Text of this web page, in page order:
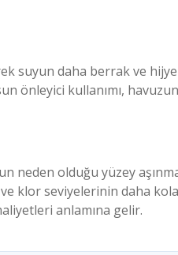
suyun daha berrak ve
önleyici kullanımı,
neden olduğu yüzey
klor seviyelerinin daha
anlamına gelir.